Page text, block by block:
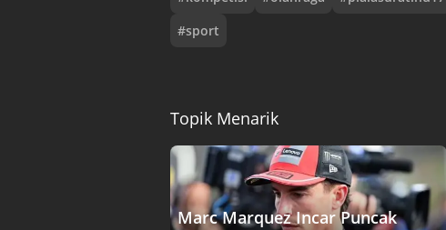
#sport
Topik Menarik
Marc Marquez Incar Puncak